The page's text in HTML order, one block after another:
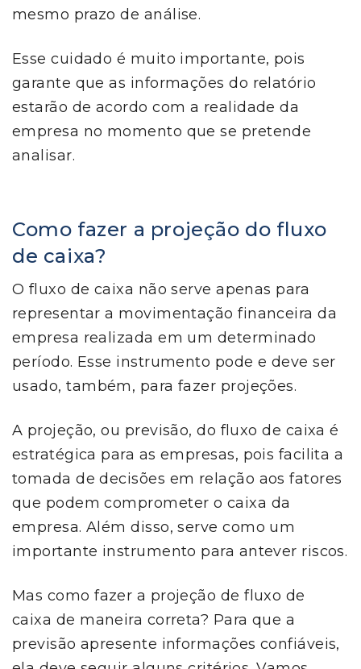
mesmo prazo de análise.
Esse cuidado é muito importante, pois
garante que as informações do relatório
estarão de acordo com a realidade da
empresa no momento que se pretende
analisar.
Como fazer a projeção do fluxo
de caixa?
O fluxo de caixa não serve apenas para
representar a movimentação financeira da
empresa realizada em um determinado
período. Esse instrumento pode e deve ser
usado, também, para fazer projeções.
A projeção, ou previsão, do fluxo de caixa é
estratégica para as empresas, pois facilita a
tomada de decisões em relação aos fatores
que podem comprometer o caixa da
empresa. Além disso, serve como um
importante instrumento para antever riscos.
Mas como fazer a projeção de fluxo de
caixa de maneira correta? Para que a
previsão apresente informações confiáveis,